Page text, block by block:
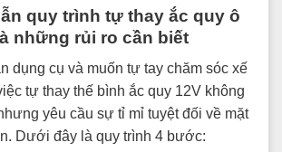
quy trình tự thay ắc quy ô
những rủi ro cần biết
dụng cụ và muốn tự tay chăm sóc xế
tự thay thế bình ắc quy 12V không
yêu cầu sự tỉ mỉ tuyệt đối về mặt
Dưới đây là quy trình 4 bước: